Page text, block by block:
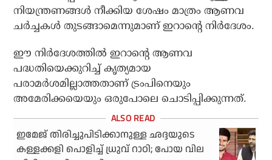
നിയന്ത്രണങ്ങള്‍ നീക്കിയ ശേഷം മാത്രം ആണവ
ചര്‍ച്ചകള്‍ തുടങ്ങാമെന്നുമാണ് ഇറാന്റെ നിര്‍ദേശം.
ഈ നിര്‍ദേശത്തില്‍ ഇറാന്റെ ആണവ
പദ്ധതിയെക്കുറിച്ച് കൃത്യമായ
പരാമര്‍ശമില്ലാത്തതാണ് ട്രംപിനെയും
അമേരിക്കയെയും ഒരുപോലെ ചൊടിപ്പിക്കുന്നത്.
ഇമേജ് തിരിച്ചുപിടിക്കാനുള്ള ഛദ്ദയുടെ
കള്ളക്കളി പൊളിച്ച് ധ്രുവ് റാഠി; പോയ വില